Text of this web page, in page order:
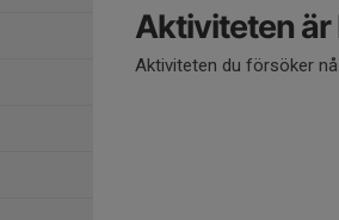
Aktiviteten
Aktiviteten du försöker